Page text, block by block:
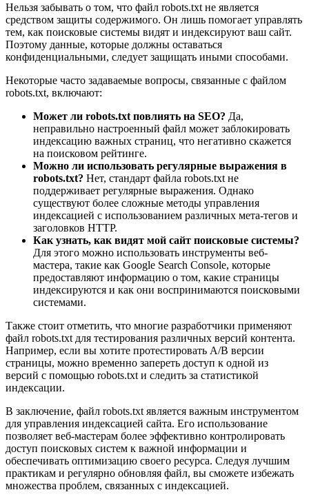
Нельзя забывать о том, что файл robots.txt не является
средством защиты содержимого. Он лишь помогает управлять
тем, как поисковые системы видят и индексируют ваш сайт.
Поэтому данные, которые должны оставаться
конфиденциальными, следует защищать иными способами.
Некоторые часто задаваемые вопросы, связанные с файлом
robots.txt, включают:
Может ли robots.txt повлиять на SEO? Да,
неправильно настроенный файл может заблокировать
индексацию важных страниц, что негативно скажется
на поисковом рейтинге.
Можно ли использовать регулярные выражения в
robots.txt? Нет, стандарт файла robots.txt не
поддерживает регулярные выражения. Однако
существуют более сложные методы управления
индексацией с использованием различных мета-тегов и
заголовков HTTP.
Как узнать, как видят мой сайт поисковые системы?
Для этого можно использовать инструменты веб-
мастера, такие как Google Search Console, которые
предоставляют информацию о том, какие страницы
индексируются и как они воспринимаются поисковыми
системами.
Также стоит отметить, что многие разработчики применяют
файл robots.txt для тестирования различных версий контента.
Например, если вы хотите протестировать A/B версии
страницы, можно временно запереть доступ к одной из
версий с помощью robots.txt и следить за статистикой
индексации.
В заключение, файл robots.txt является важным инструментом
для управления индексацией сайта. Его использование
позволяет веб-мастерам более эффективно контролировать
доступ поисковых систем к важной информации и
обеспечивать оптимизацию своего ресурса. Следуя лучшим
практикам и регулярно обновляя файл, вы сможете избежать
множества проблем, связанных с индексацией.